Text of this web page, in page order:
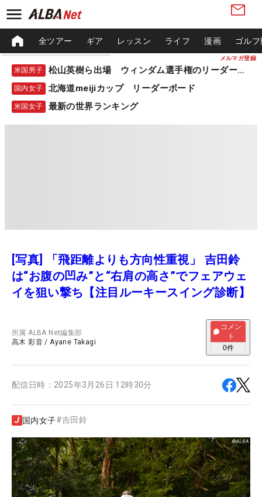
メルマガ登録
全ツアー ギア レッスン ライフ 漫画 ゴル
米国男子 松山英樹ら出場 ウィンダム選手権のリーダーボード
国内女子 北海道meijiカップ リーダーボード
米国女子 最新の世界ランキング
[写真] 「飛距離よりも方向性重視」 吉田鈴
は“お腹の凹み”と“右肩の高さ”でフェアウェ
イを狙い撃ち【注目ルーキースイング診断】
所属ALBA Net編集部
高木 彩音 /Ayane Takagi
コメン
ト
0件
配信日時： 2025年3月26日 12時30分
国内女子#吉田鈴